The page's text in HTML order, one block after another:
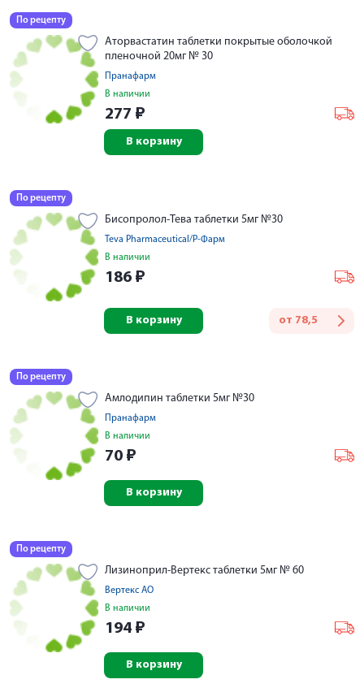
По рецепту
Аторвастатин таблетки покрытые оболочкой
пленочной 20мг № 30
Пранафарм
В наличии
277 ₽
В корзину
По рецепту
Бисопролол-Тева таблетки 5мг №30
Teva Pharmaceutical/Р-Фарм
В наличии
186 ₽
от 78,5
В корзину
По рецепту
Амлодипин таблетки 5мг №30
Пранафарм
В наличии
70 ₽
В корзину
По рецепту
Лизиноприл-Вертекс таблетки 5мг № 60
Вертекс АО
В наличии
194 ₽
В корзину